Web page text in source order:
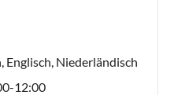
Englisch, Niederländisch
12:00